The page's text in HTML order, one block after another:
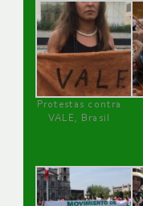
Protestas contra
VALE, Brasil